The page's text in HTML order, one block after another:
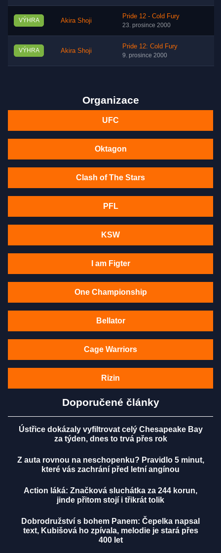
VÝHRA Akira Shoji
Pride 12 - Cold Fury
23. prosince 2000
VÝHRA Akira Shoji
Pride 12: Cold Fury
9. prosince 2000
Organizace
UFC
Oktagon
Clash of The Stars
PFL
KSW
I am Figter
One Championship
Bellator
Cage Warriors
Rizin
Doporučené články
Ústřice dokázaly vyfiltrovat celý Chesapeake Bay
za týden, dnes to trvá přes rok
Z auta rovnou na neschopenku? Pravidlo 5 minut,
které vás zachrání před letní angínou
Action láká: Značková sluchátka za 244 korun,
jinde přitom stojí i třikrát tolik
Dobrodružství s bohem Panem: Čepelka napsal
text, Kubišová ho zpívala, melodie je stará přes
400 let